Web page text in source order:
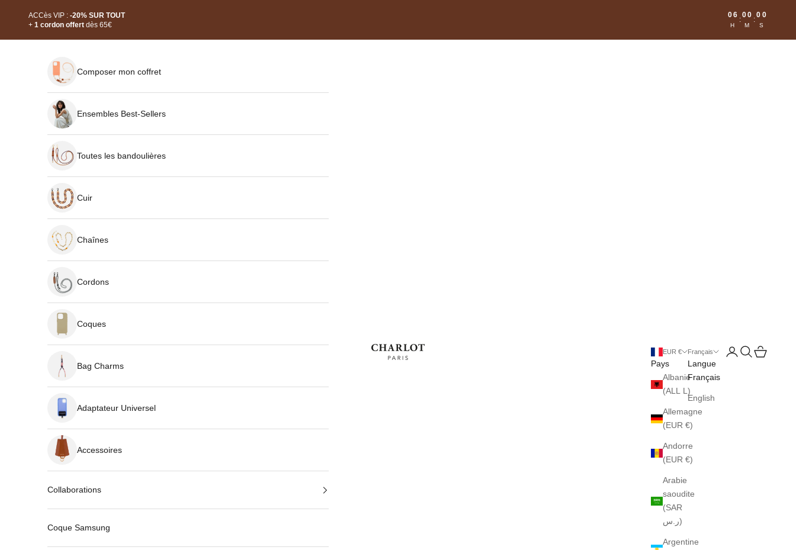
ACCès VIP : -20% SUR TOUT
+ 1 cordon offert dès 65€
06
H
:
00
M
:
00
S
CHARLOT · Paris EUR €
Pays
Albanie
(ALL L)
Allemagne
(EUR €)
Andorre
(EUR €)
Arabie
saoudite
(SAR
ر.س)
Argentine
Français
Langue
Français
English
Ouvrir le compte
Ouvrir la
Voir le
Composer mon coffret
Ensembles Best-Sellers
Toutes les bandoulières
Cuir
Chaînes
Cordons
Coques
Bag Charms
Adaptateur Universel
Accessoires
Collaborations
Coque Samsung